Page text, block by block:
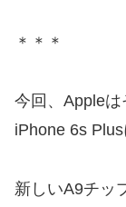
＊＊＊
今回、Appleは
iPhone 6s Plus
新しいA9チッ